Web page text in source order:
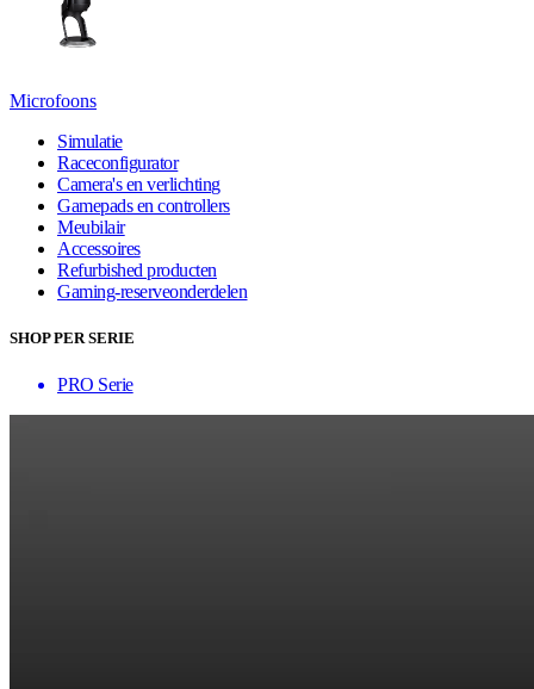
Microfoons
Simulatie
Raceconfigurator
Camera's en verlichting
Gamepads en controllers
Meubilair
Accessoires
Refurbished producten
Gaming-reserveonderdelen
SHOP PER SERIE
PRO Serie